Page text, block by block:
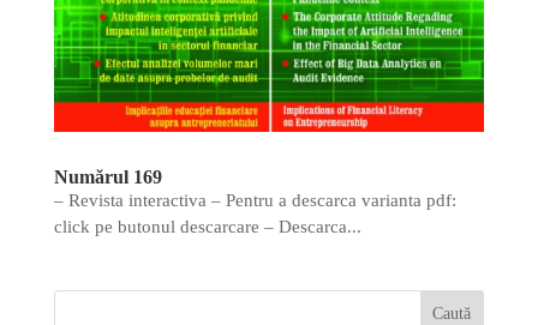
Numărul 169
– Revista interactiva – Pentru a descarca varianta pdf:
click pe butonul descarcare – Descarca...